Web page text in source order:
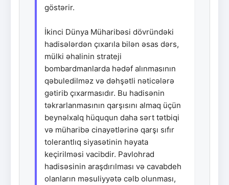
göstərir.
İkinci Dünya Müharibəsi dövründəki
hadisələrdən çıxarıla bilən əsas dərs,
mülki əhalinin strateji
bombardmanlarda hədəf alınmasının
qəbuledilməz və dəhşətli nəticələrə
gətirib çıxarmasıdır. Bu hadisənin
təkrarlanmasının qarşısını almaq üçün
beynəlxalq hüququn daha sərt tətbiqi
və müharibə cinayətlərinə qarşı sıfır
tolerantlıq siyasətinin həyata
keçirilməsi vacibdir. Pavlohrad
hadisəsinin araşdırılması və cavabdeh
olanların məsuliyyətə cəlb olunması,